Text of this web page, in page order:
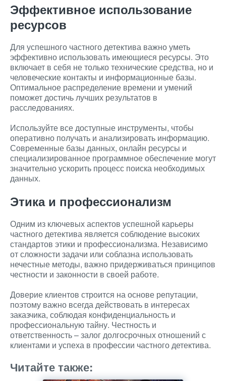
Эффективное использование
ресурсов
Для успешного частного детектива важно уметь
эффективно использовать имеющиеся ресурсы. Это
включает в себя не только технические средства, но и
человеческие контакты и информационные базы.
Оптимальное распределение времени и умений
поможет достичь лучших результатов в
расследованиях.
Используйте все доступные инструменты, чтобы
оперативно получать и анализировать информацию.
Современные базы данных, онлайн ресурсы и
специализированное программное обеспечение могут
значительно ускорить процесс поиска необходимых
данных.
Этика и профессионализм
Одним из ключевых аспектов успешной карьеры
частного детектива является соблюдение высоких
стандартов этики и профессионализма. Независимо
от сложности задачи или соблазна использовать
нечестные методы, важно придерживаться принципов
честности и законности в своей работе.
Доверие клиентов строится на основе репутации,
поэтому важно всегда действовать в интересах
заказчика, соблюдая конфиденциальность и
профессиональную тайну. Честность и
ответственность – залог долгосрочных отношений с
клиентами и успеха в профессии частного детектива.
Читайте также: